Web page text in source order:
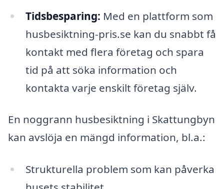
Tidsbesparing: Med en plattform som
husbesiktning-pris.se kan du snabbt få
kontakt med flera företag och spara
tid på att söka information och
kontakta varje enskilt företag själv.
En noggrann husbesiktning i Skattungbyn
kan avslöja en mängd information, bl.a.:
Strukturella problem som kan påverka